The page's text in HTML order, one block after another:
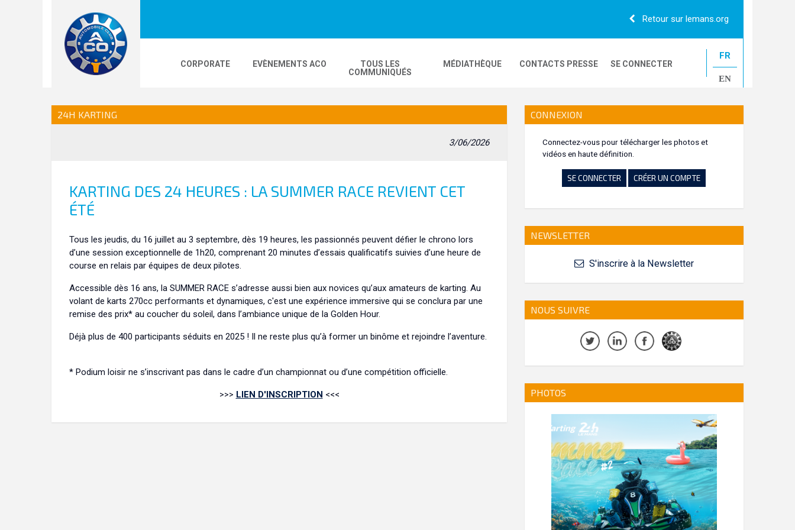
Retour sur lemans.org
CORPORATE EVÈNEMENTS ACO
24H LE MANS
LE MANS CLASSIC
TOUS LES
COMMUNIQUÉS
MÉDIATHÈQUE
LOGOS
CONTACTS PRESSE SE CONNECTER
FR
EN
24H KARTING
3/06/2026
KARTING DES 24 HEURES : LA SUMMER RACE REVIENT CET
ÉTÉ
Tous les jeudis, du 16 juillet au 3 septembre, dès 19 heures, les passionnés peuvent défier le chrono lors
d’une session exceptionnelle de 1h20, comprenant 20 minutes d’essais qualificatifs suivies d’une heure de
course en relais par équipes de deux pilotes.
Accessible dès 16 ans, la SUMMER RACE s’adresse aussi bien aux novices qu’aux amateurs de karting. Au
volant de karts 270cc performants et dynamiques, c'est une expérience immersive qui se conclura par une
remise des prix* au coucher du soleil, dans l’ambiance unique de la Golden Hour.
Déjà plus de 400 participants séduits en 2025 ! Il ne reste plus qu’à former un binôme et rejoindre l’aventure.
* Podium loisir ne s’inscrivant pas dans le cadre d’un championnat ou d’une compétition officielle.
>>> LIEN D'INSCRIPTION <<<
CONNEXION
Connectez-vous pour télécharger les photos et
vidéos en haute définition.
SE CONNECTER CRÉER UN COMPTE
NEWSLETTER
S'inscrire à la Newsletter
NOUS SUIVRE
PHOTOS